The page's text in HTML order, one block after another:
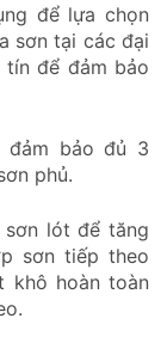
để lựa chọn
sơn tại các đại
tín để đảm bảo
đảm bảo đủ 3
phủ.
sơn lót để tăng
sơn tiếp theo
khô hoàn toàn